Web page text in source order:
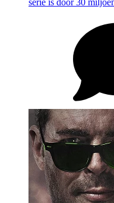
serie is door 30